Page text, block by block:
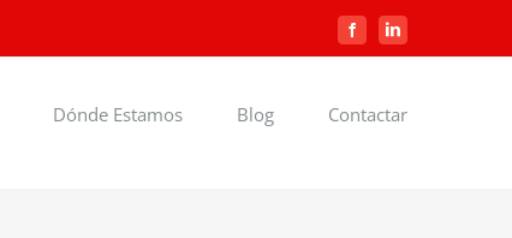
FacebookLinkedIn
Dónde Estamos Blog Contactar